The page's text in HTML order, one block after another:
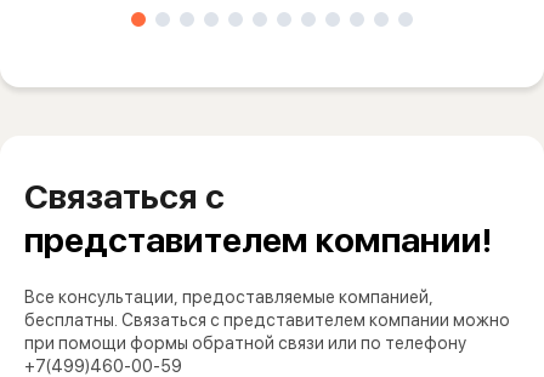
Связаться с
представителем компании!
Все консультации, предоставляемые компанией,
бесплатны. Связаться с представителем компании можно
при помощи формы обратной связи или по телефону
+7(499)460-00-59